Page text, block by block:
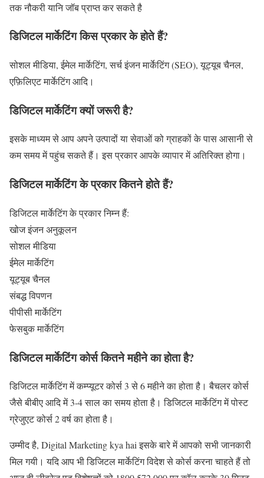
तक नौकरी यानि जॉब प्राप्त कर सकते है
डिजिटल मार्केटिंग किस प्रकार के होते हैं?
सोशल मीडिया, ईमेल मार्केटिंग, सर्च इंजन मार्केटिंग (SEO), यूट्यूब चैनल,
एफ़िलिएट मार्केटिंग आदि।
डिजिटल मार्केटिंग क्यों जरूरी है?
इसके माध्यम से आप अपने उत्पादों या सेवाओं को ग्राहकों के पास आसानी से
कम समय में पहुंच सकते हैं। इस प्रकार आपके व्यापार में अतिरिक्त होगा।
डिजिटल मार्केटिंग के प्रकार कितने होते हैं?
डिजिटल मार्केटिंग के प्रकार निम्न हैं:
खोज इंजन अनुकूलन
सोशल मीडिया
ईमेल मार्केटिंग
यूट्यूब चैनल
संबद्ध विपणन
पीपीसी मार्केटिंग
फेसबुक मार्केटिंग
डिजिटल मार्केटिंग कोर्स कितने महीने का होता है?
डिजिटल मार्केटिंग में कम्प्यूटर कोर्स 3 से 6 महीने का होता है। बैचलर कोर्स
जैसे बीबीए आदि में 3-4 साल का समय होता है। डिजिटल मार्केटिंग में पोस्ट
ग्रेजुएट कोर्स 2 वर्ष का होता है।
उम्मीद है, Digital Marketing kya hai इसके बारे में आपको सभी जानकारी
मिल गयी। यदि आप भी डिजिटल मार्केटिंग विदेश से कोर्स करना चाहते हैं तो